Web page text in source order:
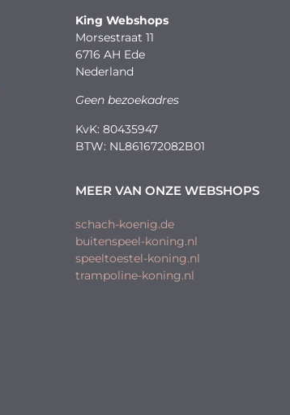
King Webshops
Morsestraat 11
6716 AH Ede
Nederland
Geen bezoekadres
KvK: 80435947
BTW: NL861672082B01
MEER VAN ONZE WEBSHOPS
schach-koenig.de
buitenspeel-koning.nl
speeltoestel-koning.nl
trampoline-koning.nl